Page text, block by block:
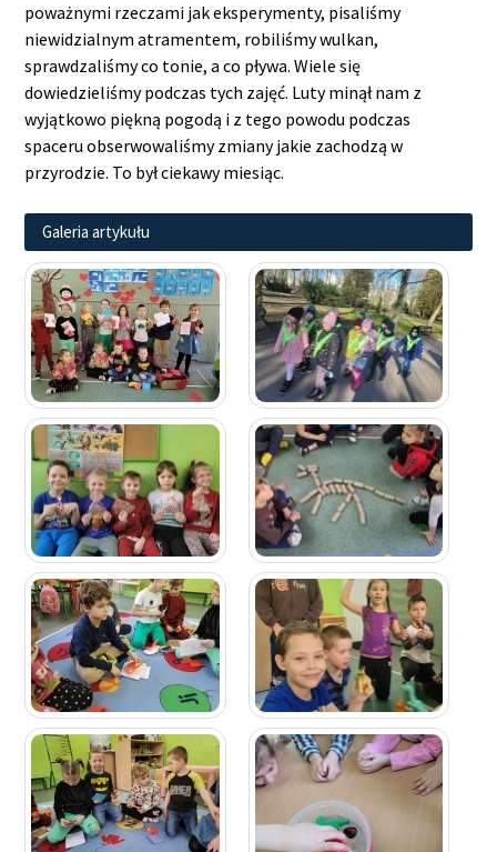
poważnymi rzeczami jak eksperymenty, pisaliśmy
niewidzialnym atramentem, robiliśmy wulkan,
sprawdzaliśmy co tonie, a co pływa. Wiele się
dowiedzieliśmy podczas tych zajęć. Luty minął nam z
wyjątkowo piękną pogodą i z tego powodu podczas
spaceru obserwowaliśmy zmiany jakie zachodzą w
przyrodzie. To był ciekawy miesiąc.
Galeria artykułu